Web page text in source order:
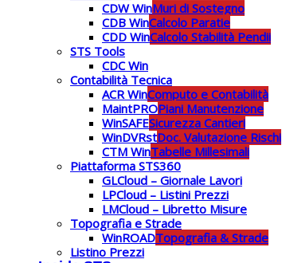
CDW WinMuri di Sostegno
CDB WinCalcolo Paratie
CDD WinCalcolo Stabilità Pendii
STS Tools
CDC Win
Contabilità Tecnica
ACR WinComputo e Contabilità
MaintPROPiani Manutenzione
WinSAFESicurezza Cantieri
WinDVRstDoc. Valutazione Rischi
CTM WinTabelle Millesimali
Piattaforma STS360
GLCloud – Giornale Lavori
LPCloud – Listini Prezzi
LMCloud – Libretto Misure
Topografia e Strade
WinROADTopografia & Strade
Listino Prezzi